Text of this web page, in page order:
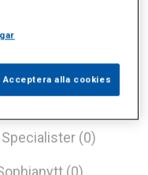
Specialister (0)
(0)
Acceptera alla cookies